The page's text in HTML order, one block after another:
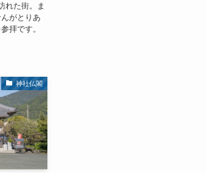
れた街。ま
がとりあ
拝です。
神社仏閣